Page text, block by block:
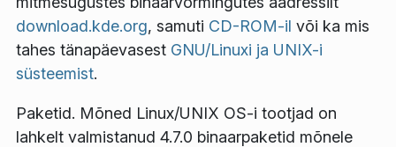
download.kde.org, samuti CD-ROM-il või ka mis
tahes tänapäevasest GNU/Linuxi ja UNIX-i
süsteemist.
Paketid. Mõned Linux/UNIX OS-i tootjad on
lahkelt valmistanud 4.7.0 binaarpaketid mõnele